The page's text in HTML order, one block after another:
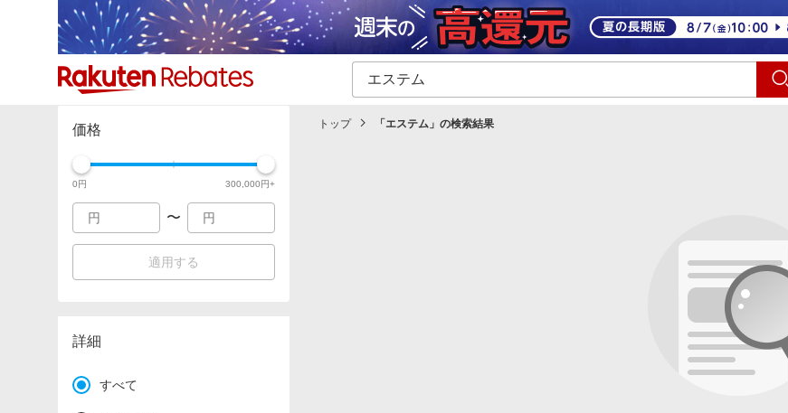
カテゴリー一覧 イベント一覧 ショッピング
価格
0円 300,000円+
〜
適用する
詳細
すべて
トップ 「 エステム 」の検索結果